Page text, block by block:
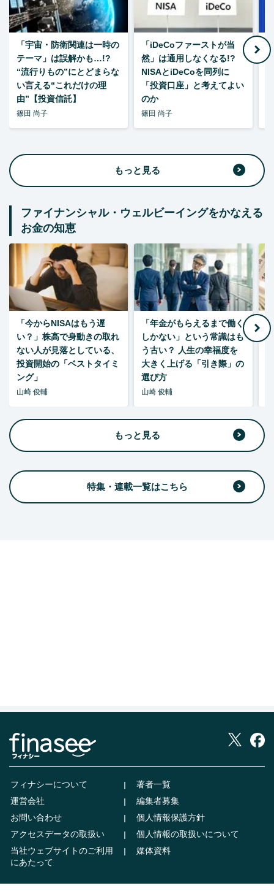
「宇宙・防衛関連は一時の
テーマ」は誤解かも…!?
“流行りもの”にとどまらな
い言える“これだけの理
由”【投資信託】
篠田 尚子
「iDeCoファーストが当
然」は通用しなくなる!?
NISAとiDeCoを同列に
「投資口座」と考えてよい
のか
篠田 尚子
もっと見る
ファイナンシャル・ウェルビーイングをかなえる
お金の知恵
「今からNISAはもう遅
い？」株高で身動きの取れ
ない人が見落としている、
投資開始の「ベストタイミ
ング」
山崎 俊輔
「年金がもらえるまで働く
しかない」という常識はも
う古い？ 人生の幸福度を
大きく上げる「引き際」の
選び方
山崎 俊輔
もっと見る
特集・連載一覧はこちら
フィナシーについて
著者一覧
運営会社
編集者募集
お問い合わせ
個人情報保護方針
アクセスデータの取扱い
個人情報の取扱いについて
当社ウェブサイトのご利用
にあたって
媒体資料